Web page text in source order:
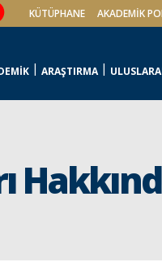
KÜTÜPHANE AKADEMİK
ARAŞTIRMA